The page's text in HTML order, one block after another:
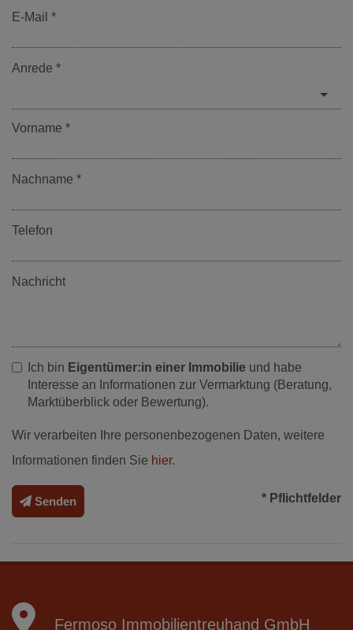
E-Mail
Anrede
Vorname
Nachname
Telefon
Nachricht
Ich bin Eigentümer:in einer Immobilie und habe
Interesse an Informationen zur Vermarktung (Beratung,
Marktüberblick oder Bewertung).
Wir verarbeiten Ihre personenbezogenen Daten, weitere
Informationen finden Sie hier.
Senden * Pflichtfelder
Fermoso Immobilientreuhand GmbH